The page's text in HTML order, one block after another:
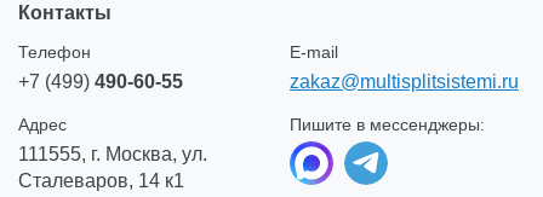
Контакты
Телефон
+7 (499) 490-60-55
E-mail
zakaz@multisplitsistemi.ru
Адрес
111555, г. Москва, ул.
Сталеваров, 14 к1
Пишите в мессенджеры: